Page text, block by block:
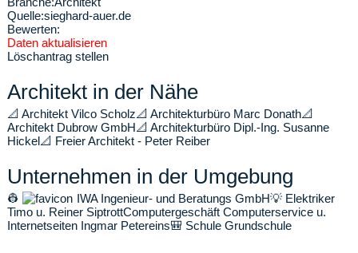
Quelle:sieghard-auer.de
Bewerten:
Daten aktualisieren
Löschantrag stellen
Architekt in der Nähe
📐 Architekt Vilco Scholz📐 Architekturbüro Marc Donath📐
Architekt Dubrow GmbH📐 Architekturbüro Dipl.-Ing. Susanne
Hickel📐 Freier Architekt - Peter Reiber
Unternehmen in der Umgebung
👷 IWA Ingenieur- und Beratungs GmbH💡 Elektriker
Timo u. Reiner SiptrottComputergeschäft Computerservice u.
Internetseiten Ingmar Petereins🎒 Schule Grundschule